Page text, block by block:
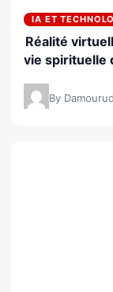
IA ET
Réalité
vie spirituelle
By